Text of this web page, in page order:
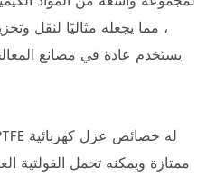
، مما يجعله مثاليًا لنقل
يستخدم عادة في مصانع
ممتازة ويمكنه تحمل الفولتية